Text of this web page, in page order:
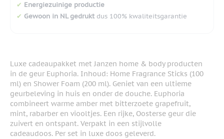
✔ Energiezuinige productie
✔ Gewoon in NL gedruktdus 100% kwaliteitsgarantie
Luxe cadeaupakket met Janzen home & body producten
in de geur Euphoria. Inhoud: Home Fragrance Sticks (100
ml) en Shower Foam (200 ml). Geniet van een ultieme
geurbeleving in huis en onder de douche. Euphoria
combineert warme amber met bitterzoete grapefruit,
mint, rabarber en viooltjes. Een rijke, Oosterse geur die
zuivert en ontspant. Verpakt in een stijlvolle
cadeaudoos. Per set in luxe doos geleverd.